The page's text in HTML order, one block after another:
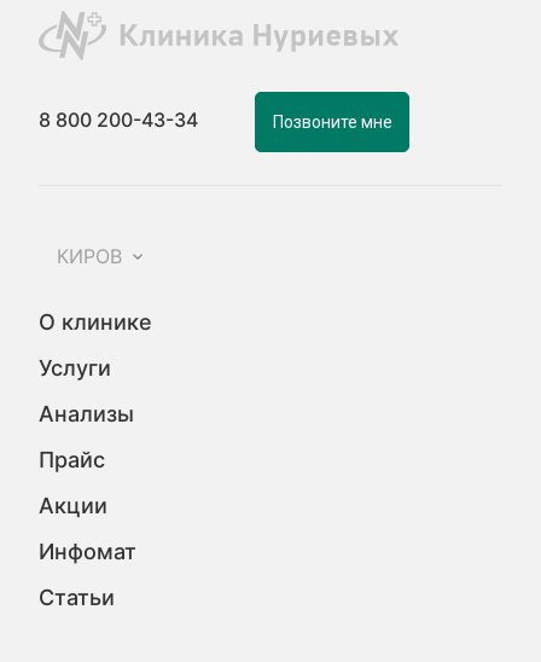
8 800 200-43-34 Позвоните мне
КИРОВ
О клинике
Услуги
Анализы
Прайс
Акции
Инфомат
Статьи